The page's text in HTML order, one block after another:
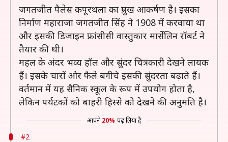
जगतजीत पैलेस कपूरथला का प्रमुख आकर्षण है। इसका
निर्माण महाराजा जगतजीत सिंह ने 1908 में करवाया था
और इसकी डिजाइन फ्रांसीसी वास्तुकार मार्सेलिन रॉबर्ट ने
तैयार की थी।
महल के अंदर भव्य हॉल और सुंदर चित्रकारी देखने लायक
हैं। इसके चारों ओर फैले बगीचे इसकी सुंदरता बढ़ाते हैं।
वर्तमान में यह सैनिक स्कूल के रूप में उपयोग होता है,
लेकिन पर्यटकों को बाहरी हिस्से को देखने की अनुमति है।
आपने 20% पढ़ लिया है
#2